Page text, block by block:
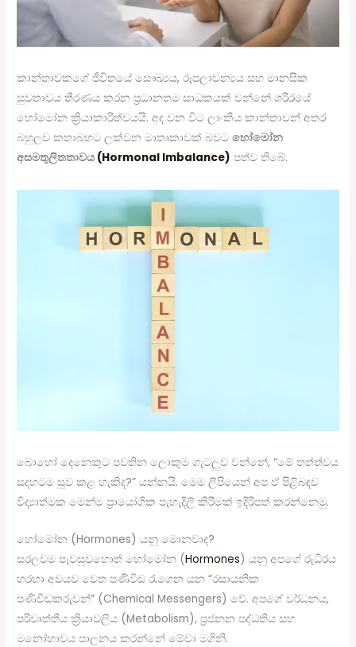
කාන්තාවකගේ ජීවිතයේ සෞඛ්‍යය, රූපලාවන්‍යය සහ මානසික
සුවතාවය තීරණය කරන ප්‍රධානතම සාධකයක් වන්නේ ශරීරයේ
හෝමෝන ක්‍රියාකාරිත්වයයි. අද වන විට ලාංකීය කාන්තාවන් අතර
බහුලව කතාබහට ලක්වන මාතෘකාවක් බවටහෝමෝන
අසමතුලිතතාවය (Hormonal Imbalance) පත්ව තිබේ.
බොහෝ දෙනෙකුට පවතින ලොකුම ගැටලුව වන්නේ, “මේ තත්ත්වය
සදහටම සුව කළ හැකිද?” යන්නයි. මෙම ලිපියෙන් අප ඒ පිළිබඳව
විද්‍යාත්මක මෙන්ම ප්‍රායෝගික පැහැදිලි කිරීමක් ඉදිරිපත් කරන්නෙමු.
හෝමෝන (Hormones) යනු මොනවාද?
සරලවම පැවසුවහොත් හෝමෝන (Hormones) යනු අපගේ රුධිරය
හරහා අවයව වෙත පණිවිඩ රැගෙන යන “රසායනික
පණිවිඩකරුවන්” (Chemical Messengers) වේ. අපගේ වර්ධනය,
පරිවෘත්තීය ක්‍රියාවලිය (Metabolism), ප්‍රජනන පද්ධතිය සහ
මනෝභාවය පාලනය කරන්නේ මේවා මගිනි.